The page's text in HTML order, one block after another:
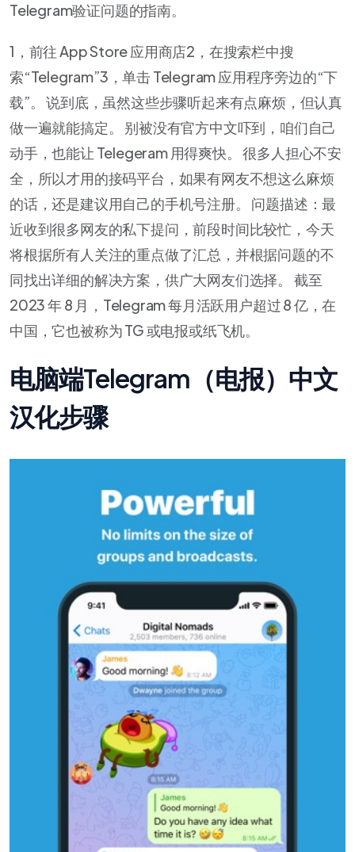
Telegram验证问题的指南。
1，前往 App Store 应用商店2，在搜索栏中搜
索“Telegram”3，单击 Telegram 应用程序旁边的“下
载”。 说到底，虽然这些步骤听起来有点麻烦，但认真
做一遍就能搞定。 别被没有官方中文吓到，咱们自己
动手，也能让 Telegeram 用得爽快。 很多人担心不安
全，所以才用的接码平台，如果有网友不想这么麻烦
的话，还是建议用自己的手机号注册。 问题描述：最
近收到很多网友的私下提问，前段时间比较忙，今天
将根据所有人关注的重点做了汇总，并根据问题的不
同找出详细的解决方案，供广大网友们选择。 截至
2023 年 8 月，Telegram 每月活跃用户超过 8 亿，在
中国，它也被称为 TG 或电报或纸飞机。
电脑端Telegram（电报）中文
汉化步骤